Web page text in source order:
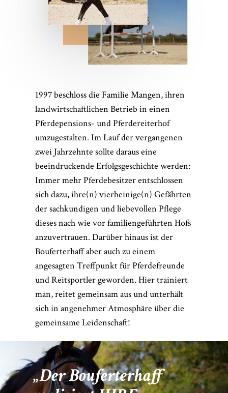
1997 beschloss die Familie Mangen, ihren
landwirtschaftlichen Betrieb in einen
Pferdepensions- und Pferdereiterhof
umzugestalten. Im Lauf der vergangenen
zwei Jahrzehnte sollte daraus eine
beeindruckende Erfolgsgeschichte werden:
Immer mehr Pferdebesitzer entschlossen
sich dazu, ihre(n) vierbeinige(n) Gefährten
der sachkundigen und liebevollen Pflege
dieses nach wie vor familiengeführten Hofs
anzuvertrauen. Darüber hinaus ist der
Bouferterhaff aber auch zu einem
angesagten Treffpunkt für Pferdefreunde
und Reitsportler geworden. Hier trainiert
man, reitet gemeinsam aus und unterhält
sich in angenehmer Atmosphäre über die
gemeinsame Leidenschaft!
Der Bouferterhaff